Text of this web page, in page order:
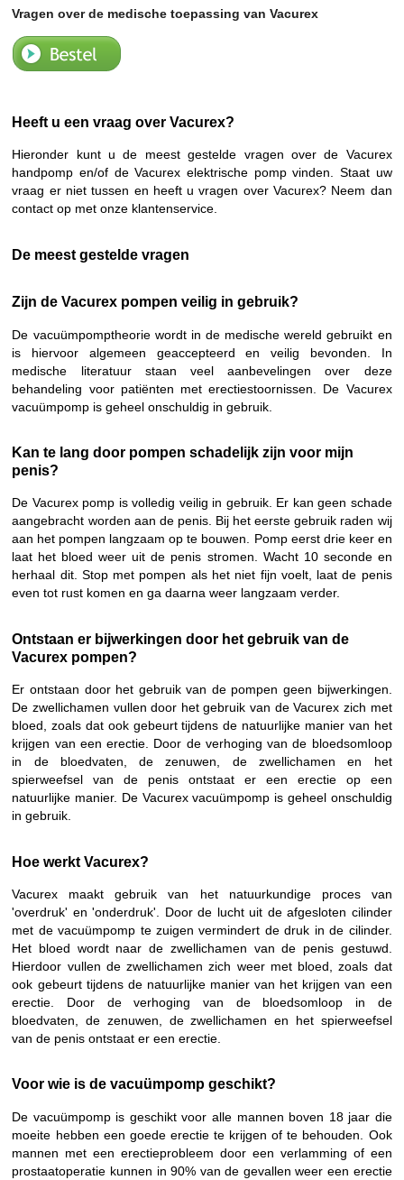
Vragen over de medische toepassing van Vacurex
Bestellen
Heeft u een vraag over Vacurex?
Hieronder kunt u de meest gestelde vragen over de Vacurex
handpomp en/of de Vacurex elektrische pomp vinden. Staat uw
vraag er niet tussen en heeft u vragen over Vacurex? Neem dan
contact op met onze klantenservice.
De meest gestelde vragen
Zijn de Vacurex pompen veilig in gebruik?
De vacuümpomptheorie wordt in de medische wereld gebruikt en
is hiervoor algemeen geaccepteerd en veilig bevonden. In
medische literatuur staan veel aanbevelingen over deze
behandeling voor patiënten met erectiestoornissen. De Vacurex
vacuümpomp is geheel onschuldig in gebruik.
Kan te lang door pompen schadelijk zijn voor mijn
penis?
De Vacurex pomp is volledig veilig in gebruik. Er kan geen schade
aangebracht worden aan de penis. Bij het eerste gebruik raden wij
aan het pompen langzaam op te bouwen. Pomp eerst drie keer en
laat het bloed weer uit de penis stromen. Wacht 10 seconde en
herhaal dit. Stop met pompen als het niet fijn voelt, laat de penis
even tot rust komen en ga daarna weer langzaam verder.
Ontstaan er bijwerkingen door het gebruik van de
Vacurex pompen?
Er ontstaan door het gebruik van de pompen geen bijwerkingen.
De zwellichamen vullen door het gebruik van de Vacurex zich met
bloed, zoals dat ook gebeurt tijdens de natuurlijke manier van het
krijgen van een erectie. Door de verhoging van de bloedsomloop
in de bloedvaten, de zenuwen, de zwellichamen en het
spierweefsel van de penis ontstaat er een erectie op een
natuurlijke manier. De Vacurex vacuümpomp is geheel onschuldig
in gebruik.
Hoe werkt Vacurex?
Vacurex maakt gebruik van het natuurkundige proces van
'overdruk' en 'onderdruk'. Door de lucht uit de afgesloten cilinder
met de vacuümpomp te zuigen vermindert de druk in de cilinder.
Het bloed wordt naar de zwellichamen van de penis gestuwd.
Hierdoor vullen de zwellichamen zich weer met bloed, zoals dat
ook gebeurt tijdens de natuurlijke manier van het krijgen van een
erectie. Door de verhoging van de bloedsomloop in de
bloedvaten, de zenuwen, de zwellichamen en het spierweefsel
van de penis ontstaat er een erectie.
Voor wie is de vacuümpomp geschikt?
De vacuümpomp is geschikt voor alle mannen boven 18 jaar die
moeite hebben een goede erectie te krijgen of te behouden. Ook
mannen met een erectieprobleem door een verlamming of een
prostaatoperatie kunnen in 90% van de gevallen weer een erectie